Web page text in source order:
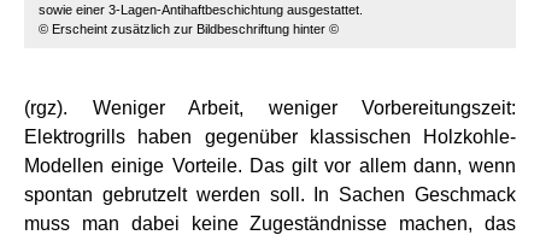
sowie einer 3-Lagen-Antihaftbeschichtung ausgestattet.
© Erscheint zusätzlich zur Bildbeschriftung hinter ©
(rgz). Weniger Arbeit, weniger Vorbereitungszeit:
Elektrogrills haben gegenüber klassischen Holzkohle-
Modellen einige Vorteile. Das gilt vor allem dann, wenn
spontan gebrutzelt werden soll. In Sachen Geschmack
muss man dabei keine Zugeständnisse machen, das